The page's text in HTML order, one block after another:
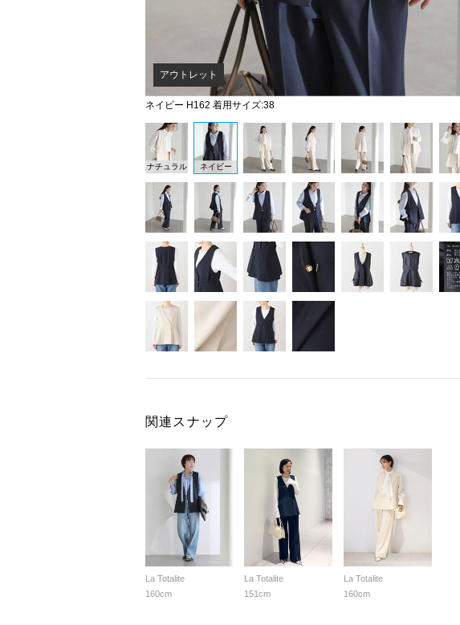
ネイビー H162 着用サイズ:38
アウトレット
ナチュラル ネイビー
関連スナップ
La Totalite
160cm
La Totalite
151cm
La Totalite
160cm